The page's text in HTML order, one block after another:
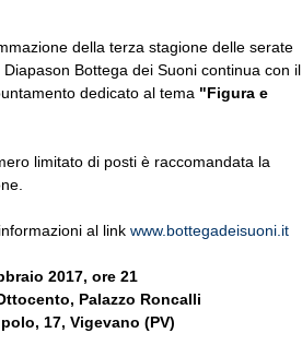
della terza stagione delle serate
Diapason Bottega dei Suoni continua con il
dedicato al tema "Figura e
limitato di posti è raccomandata la
al link www.bottegadeisuoni.it
2017, ore 21
Palazzo Roncalli
17, Vigevano (PV)